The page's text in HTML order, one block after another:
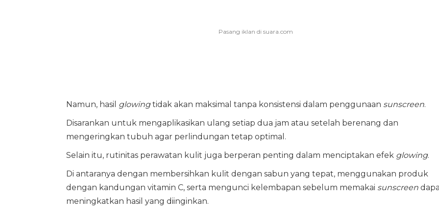
Namun, hasil glowingtidak akan maksimal tanpa konsistensi dalam penggunaan sunscreen.
Disarankan untuk mengaplikasikan ulang setiap dua jam atau setelah berenang dan
mengeringkan tubuh agar perlindungan tetap optimal.
Selain itu, rutinitas perawatan kulit juga berperan penting dalam menciptakan efek glowing.
Di antaranya dengan membersihkan kulit dengan sabun yang tepat, menggunakan produk
dengan kandungan vitamin C, serta mengunci kelembapan sebelum memakai sunscreen
meningkatkan hasil yang diinginkan.